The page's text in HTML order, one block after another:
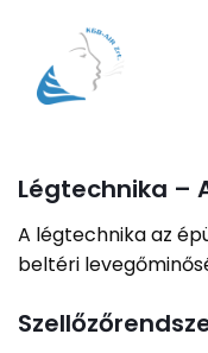
content
Légtechnika –
A légtechnika az
beltéri